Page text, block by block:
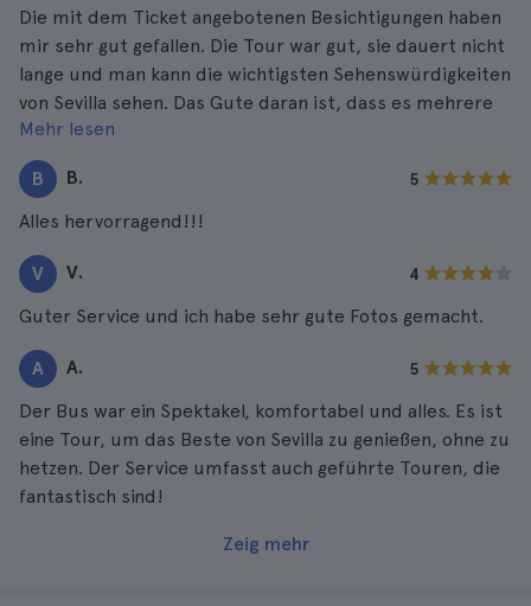
Die mit dem Ticket angebotenen Besichtigungen haben
mir sehr gut gefallen. Die Tour war gut, sie dauert nicht
lange und man kann die wichtigsten Sehenswürdigkeiten
von Sevilla sehen. Das Gute daran ist, dass es mehrere
Haltestellen gibt und man aussteigen kann, um Fotos zu
machen und so weiter.
Mehr lesen
B B. 5
Alles hervorragend!!!
V V. 4
Guter Service und ich habe sehr gute Fotos gemacht.
A A. 5
Der Bus war ein Spektakel, komfortabel und alles. Es ist
eine Tour, um das Beste von Sevilla zu genießen, ohne zu
hetzen. Der Service umfasst auch geführte Touren, die
fantastisch sind!
Zeig mehr